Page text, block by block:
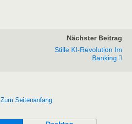
Nächster Beitrag
Stille KI-Revolution Im
Banking
Zum Seitenanfang